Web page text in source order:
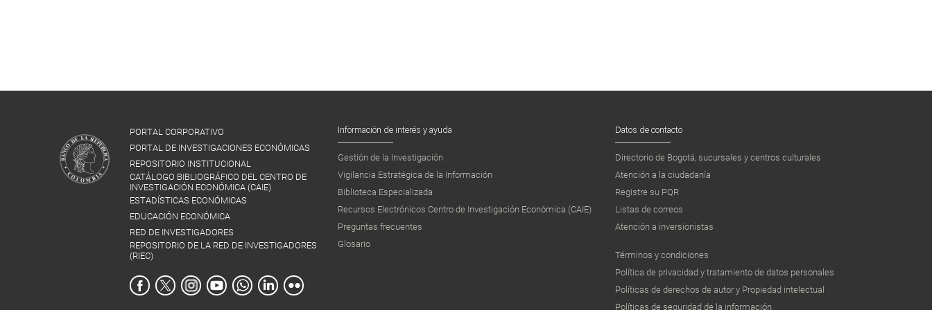
PORTAL CORPORATIVO
PORTAL DE INVESTIGACIONES ECONÓMICAS
REPOSITORIO INSTITUCIONAL
CATÁLOGO BIBLIOGRÁFICO DEL CENTRO DE
INVESTIGACIÓN ECONÓMICA (CAIE)
ESTADÍSTICAS ECONÓMICAS
EDUCACIÓN ECONÓMICA
RED DE INVESTIGADORES
REPOSITORIO DE LA RED DE INVESTIGADORES
(RIEC)
Información de interés y ayuda
Gestión de la Investigación
Vigilancia Estratégica de la Información
Biblioteca Especializada
Recursos Electrónicos Centro de Investigación Económica (CAIE)
Preguntas frecuentes
Glosario
Datos de contacto
Directorio de Bogotá, sucursales y centros culturales
Atención a la ciudadanía
Registre su PQR
Listas de correos
Atención a inversionistas
Términos y condiciones
Política de privacidad y tratamiento de datos personales
Políticas de derechos de autor y Propiedad intelectual
Políticas de seguridad de la información